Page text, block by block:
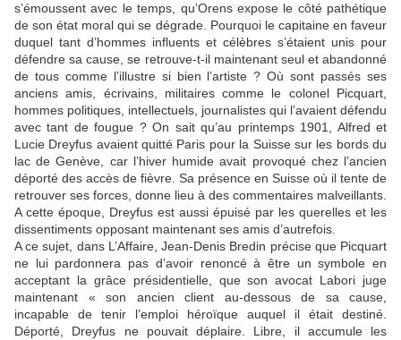
s’émoussent avec le temps, qu’Orens expose le côté pathétique
de son état moral qui se dégrade. Pourquoi le capitaine en faveur
duquel tant d’hommes influents et célèbres s’étaient unis pour
défendre sa cause, se retrouve-t-il maintenant seul et abandonné
de tous comme l’illustre si bien l’artiste ? Où sont passés ses
anciens amis, écrivains, militaires comme le colonel Picquart,
hommes politiques, intellectuels, journalistes qui l’avaient défendu
avec tant de fougue ? On sait qu’au printemps 1901, Alfred et
Lucie Dreyfus avaient quitté Paris pour la Suisse sur les bords du
lac de Genève, car l’hiver humide avait provoqué chez l’ancien
déporté des accès de fièvre. Sa présence en Suisse où il tente de
retrouver ses forces, donne lieu à des commentaires malveillants.
A cette époque, Dreyfus est aussi épuisé par les querelles et les
dissentiments opposant maintenant ses amis d’autrefois.
A ce sujet, dans L’Affaire, Jean-Denis Bredin précise que Picquart
ne lui pardonnera pas d’avoir renoncé à être un symbole en
acceptant la grâce présidentielle, que son avocat Labori juge
maintenant « son ancien client au-dessous de sa cause,
incapable de tenir l’emploi héroïque auquel il était destiné.
Déporté, Dreyfus ne pouvait déplaire. Libre, il accumule les